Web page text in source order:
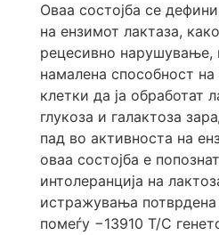
Оваа состојба се
на ензимот лактаза,
рецесивно нарушување,
намалена способност на
клетки да ја обработат
глукоза и галактоза
пад во активноста на
оваа состојба е
интолеранција на
истражувања потврдена
помеѓу −13910 T/C